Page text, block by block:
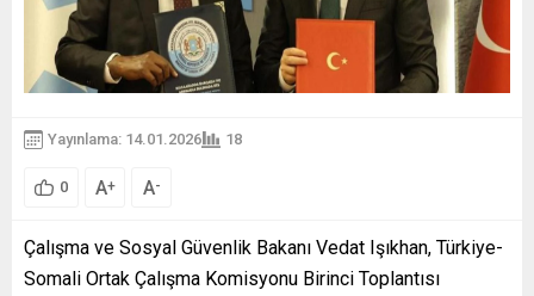
Yayınlama: 14.01.2026 18
0 A+ A-
Çalışma ve Sosyal Güvenlik Bakanı Vedat Işıkhan, Türkiye-
Somali Ortak Çalışma Komisyonu Birinci Toplantısı